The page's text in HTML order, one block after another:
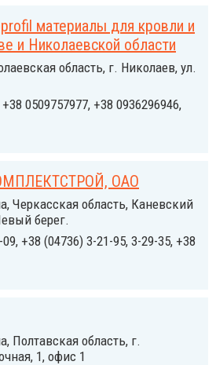
материалы для кровли и
и Николаевской области
область, г. Николаев, ул.
0509757977, +38 0936296946,
ОАО
Черкасская область, Каневский
берег.
+38 (04736) 3-21-95, 3-29-35, +38
Полтавская область, г.
1, офис 1